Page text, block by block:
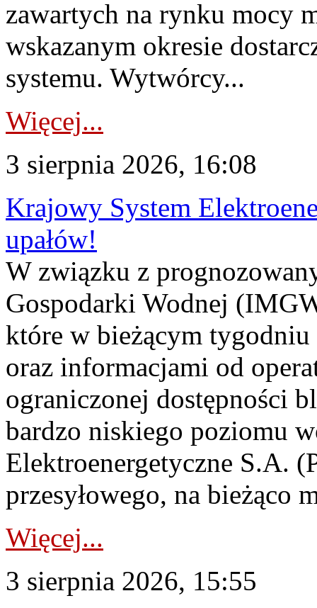
zawartych na rynku mocy
wskazanym okresie
systemu. Wytwórcy...
Więcej...
3 sierpnia 2026, 16:08
Krajowy System
upałów!
W związku z
Gospodarki Wodnej
które w bieżącym tygodniu
oraz informacjami od
ograniczonej dostępności
bardzo niskiego poziomu
Elektroenergetyczne S.A.
przesyłowego, na bieżąco
Więcej...
3 sierpnia 2026, 15:55